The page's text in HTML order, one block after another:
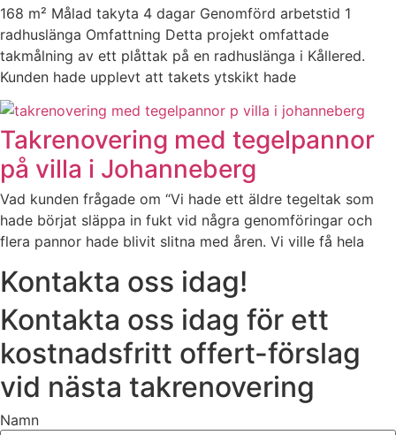
168 m² Målad takyta 4 dagar Genomförd arbetstid 1
radhuslänga Omfattning Detta projekt omfattade
takmålning av ett plåttak på en radhuslänga i Kållered.
Kunden hade upplevt att takets ytskikt hade
Takrenovering med tegelpannor
på villa i Johanneberg
Vad kunden frågade om “Vi hade ett äldre tegeltak som
hade börjat släppa in fukt vid några genomföringar och
flera pannor hade blivit slitna med åren. Vi ville få hela
Kontakta oss idag!
Kontakta oss idag för ett
kostnadsfritt offert-förslag
vid nästa takrenovering
Namn